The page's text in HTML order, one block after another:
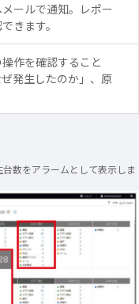
ールで通知。レポー
きます。
作を確認すること
発生したのか」、原
数をアラームとして表示しま